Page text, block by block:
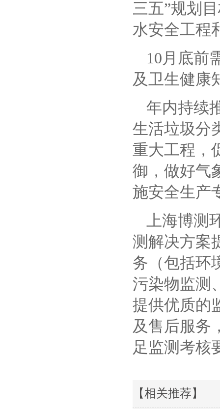
三五”规划
水安全工程
10月底前
及卫生健康
年内持续
生活垃圾分
重大工程，
御，做好气
施安全生产
上海博测
测解决方案
务（包括环
污染物监测
提供优质的
及售后服务
足监测考核
【相关推荐】